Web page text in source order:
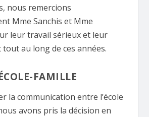
nous remercions
Mme Sanchis et Mme
leur travail sérieux et leur
au long de ces années.
FAMILLE
la communication entre l’école
avons pris la décision en